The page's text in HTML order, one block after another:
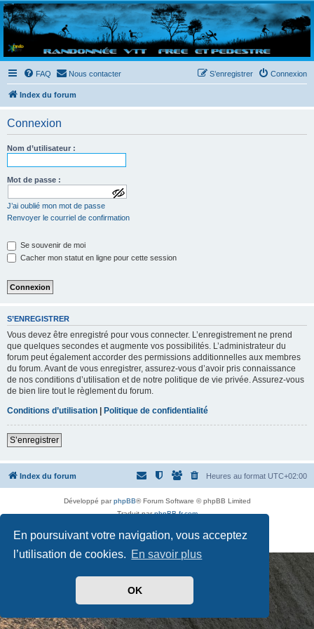
En poursuivant votre navigation, vous acceptez
l’utilisation de cookies. En savoir plus
OK
Randovttfree.fr
Bienvenue sur le site des randos vtt et pédestre de Bretagne . Bonne navigation sur le site
et bonnes randos dans l'Ouest !
FAQ Nous contacter Connexion
S’enregistrer
Index du forum
Connexion
Nom d’utilisateur :
Mot de passe :
a
f
e
d
e
p
a
s
e
J’ai oublié mon mot de passe
Renvoyer le courriel de confirmation
Se souvenir de moi
Cacher mon statut en ligne pour cette session
S’ENREGISTRER
Vous devez être enregistré pour vous connecter. L’enregistrement ne prend
que quelques secondes et augmente vos possibilités. L’administrateur du
forum peut également accorder des permissions additionnelles aux membres
du forum. Avant de vous enregistrer, assurez-vous d’avoir pris connaissance
de nos conditions d’utilisation et de notre politique de vie privée. Assurez-vous
de bien lire tout le règlement du forum.
Conditions d’utilisation | Politique de confidentialité
S’enregistrer
Index du forum Heures au format UTC+02:00
Développé parphpBB® Forum Software © phpBB Limited
Traduit parphpBB-fr.com
Confidentialité| Conditions